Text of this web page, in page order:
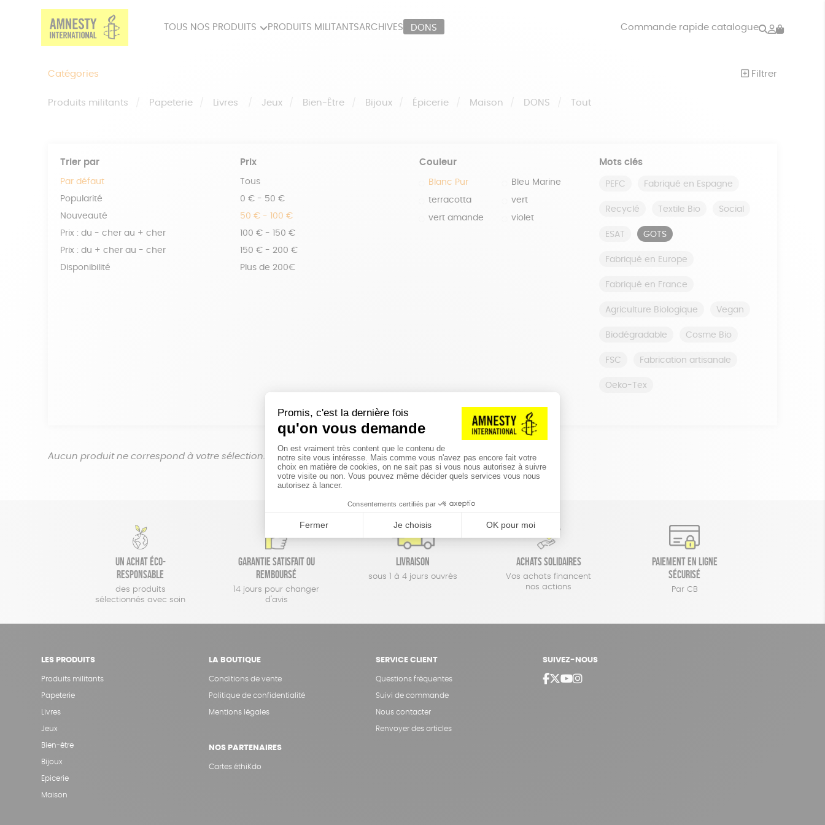
TOUS NOS PRODUITS PRODUITS MILITANTSARCHIVES DONS Commande rapide catalogue Rechercher
Mon
Catégories Filtrer
Produits militants Papeterie Livres Jeux Bien-Être Bijoux Épicerie Maison DONS Tout
Trier par
Par défaut
Popularité
Nouveauté
Prix : du - cher au + cher
Prix : du + cher au - cher
Disponibilité
Prix
Tous
0 € - 50 €
50 € - 100 €
100 € - 150 €
150 € - 200 €
Plus de 200€
Couleur
Blanc Pur Bleu Marine
terracotta vert
vert amande violet
Mots clés
PEFC Fabriqué en Espagne
Recyclé Textile Bio Social
ESAT GOTS
Fabriqué en Europe
Fabriqué en France
Agriculture Biologique Vegan
Biodégradable Cosme Bio
FSC Fabrication artisanale
Oeko-Tex
Aucun produit ne correspond à votre sélection.
Un achat éco-
responsable
des produits
sélectionnés avec soin
Garantie satisfait ou
remboursé
14 jours pour changer
d'avis
Livraison
sous 1 à 4 jours ouvrés
Achats solidaires
Vos achats financent
nos actions
Paiement en ligne
sécurisé
Par CB
LES PRODUITS
Produits militants
Papeterie
Livres
Jeux
Bien-être
Bijoux
Epicerie
Maison
LA BOUTIQUE
Conditions de vente
Politique de confidentialité
Mentions légales
NOS PARTENAIRES
Cartes éthiKdo
SERVICE CLIENT
Questions fréquentes
Suivi de commande
Nous contacter
Renvoyer des articles
SUIVEZ-NOUS